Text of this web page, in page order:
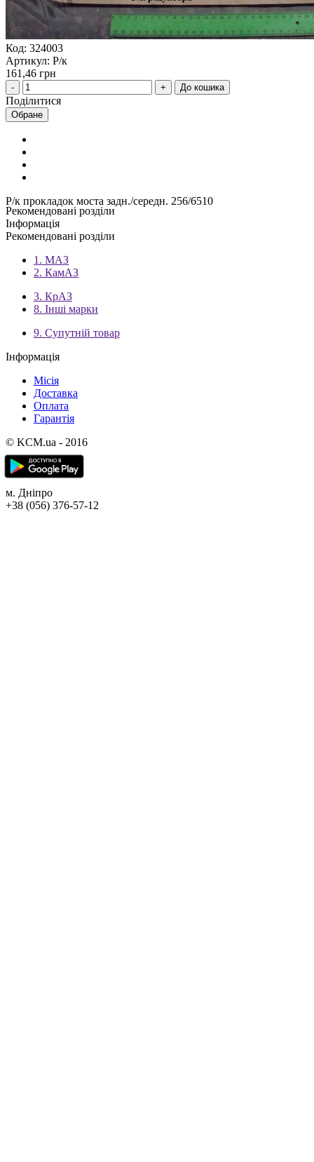
Код: 324003
Артикул: Р/к
161,46 грн
До кошика
Поділитися
Обране
Р/к прокладок моста задн./середн. 256/6510
Рекомендовані розділи
Інформація
Рекомендовані розділи
1. МАЗ
2. КамАЗ
3. КрАЗ
8. Інші марки
9. Супутній товар
Інформація
Місія
Доставка
Оплата
Гарантія
© KCM.ua - 2016
м. Дніпро
+38 (056) 376-57-12